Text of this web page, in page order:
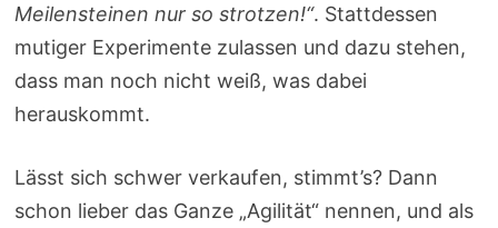
Meilensteinen nur so strotzen!“. Stattdessen
mutiger Experimente zulassen und dazu stehen,
dass man noch nicht weiß, was dabei
herauskommt.
Lässt sich schwer verkaufen, stimmt’s? Dann
schon lieber das Ganze „Agilität“ nennen, und als